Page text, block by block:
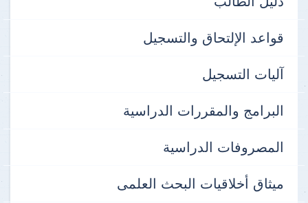
قواعد الإلتحاق والتسجيل
آليات التسجيل
البرامج والمقررات الدراسية
المصروفات الدراسية
ميثاق أخلاقيات البحث العلمى